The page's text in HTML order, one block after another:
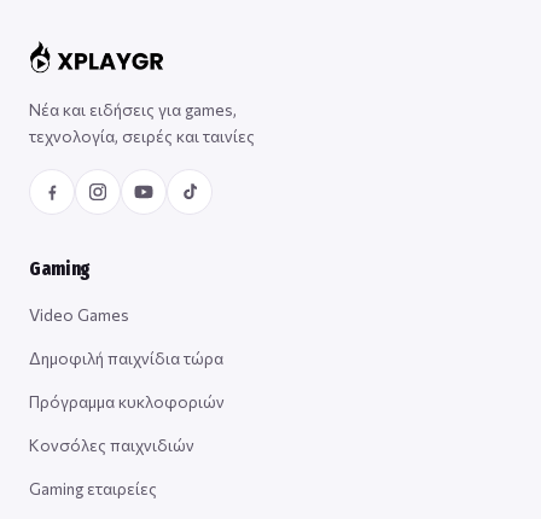
Νέα και ειδήσεις για games,
τεχνολογία, σειρές και ταινίες
Gaming
Video Games
Δημοφιλή παιχνίδια τώρα
Πρόγραμμα κυκλοφοριών
Κονσόλες παιχνιδιών
Gaming εταιρείες